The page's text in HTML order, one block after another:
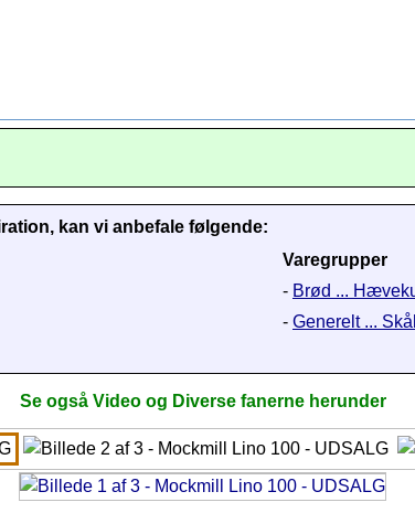
kan vi anbefale følgende:
Varegrupper
- Brød ...
- Generelt ...
Se også Video og Diverse fanerne herunder